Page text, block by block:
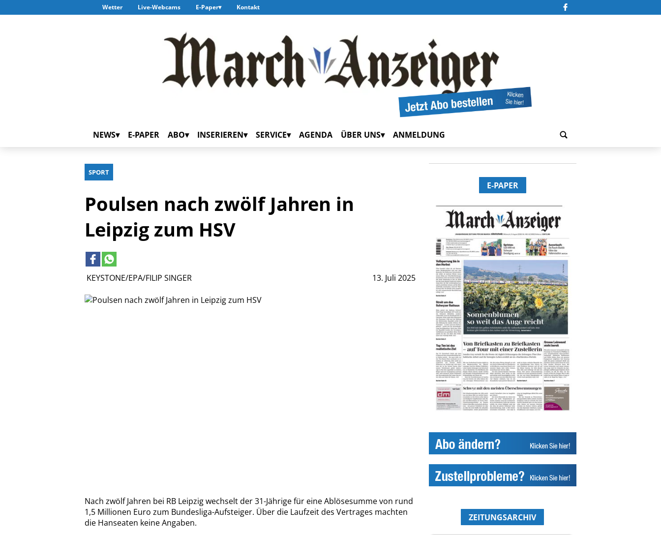
Wetter Live-Webcams E-Paper Kontakt
NEWS E-PAPER ABO INSERIEREN SERVICE AGENDA ÜBER UNS ANMELDUNG
SPORT
KEYSTONE/EPA/FILIP SINGER 13. Juli 2025
Poulsen nach zwölf Jahren in
Leipzig zum HSV
Nach zwölf Jahren bei RB Leipzig wechselt der 31-Jährige für eine Ablösesumme von rund
1,5 Millionen Euro zum Bundesliga-Aufsteiger. Über die Laufzeit des Vertrages machten
die Hanseaten keine Angaben.
E-PAPER
ZEITUNGSARCHIV